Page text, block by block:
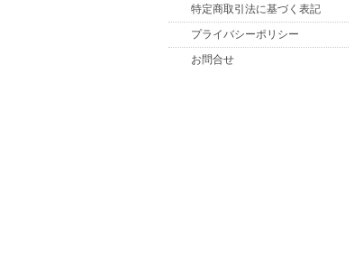
特定商取引法に基づく表記
プライバシーポリシー
お問合せ